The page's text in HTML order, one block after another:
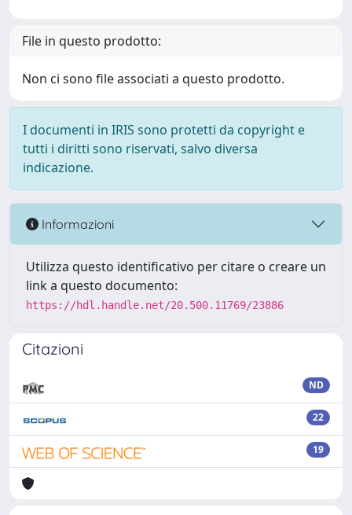
File in questo prodotto:
Non ci sono file associati a questo prodotto.
I documenti in IRIS sono protetti da copyright e
tutti i diritti sono riservati, salvo diversa
indicazione.
Informazioni
Utilizza questo identificativo per citare o creare un
link a questo documento:
https://hdl.handle.net/20.500.11769/23886
Citazioni
ND
22
19